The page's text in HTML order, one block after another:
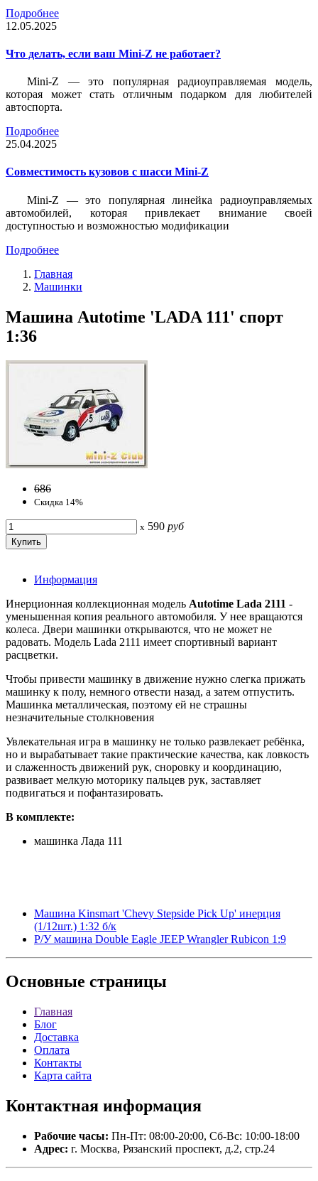
Подробнее
12.05.2025
Что делать, если ваш Mini-Z не работает?
Mini-Z — это популярная радиоуправляемая модель,
которая может стать отличным подарком для любителей
автоспорта.
Подробнее
25.04.2025
Совместимость кузовов с шасси Mini-Z
Mini-Z — это популярная линейка радиоуправляемых
автомобилей, которая привлекает внимание своей
доступностью и возможностью модификации
Подробнее
Главная
Машинки
Машина Autotime 'LADA 111' спорт
1:36
686
Скидка 14%
x 590 руб
Информация
Инерционная коллекционная модель Autotime Lada 2111 -
уменьшенная копия реального автомобиля. У нее вращаются
колеса. Двери машинки открываются, что не может не
радовать. Модель Lada 2111 имеет спортивный вариант
расцветки.
Чтобы привести машинку в движение нужно слегка прижать
машинку к полу, немного отвести назад, а затем отпустить.
Машинка металлическая, поэтому ей не страшны
незначительные столкновения
Увлекательная игра в машинку не только развлекает ребёнка,
но и вырабатывает такие практические качества, как ловкость
и слаженность движений рук, сноровку и координацию,
развивает мелкую моторику пальцев рук, заставляет
подвигаться и пофантазировать.
В комплекте:
машинка Лада 111
Машина Kinsmart 'Chevy Stepside Pick Up' инерция
(1/12шт.) 1:32 б/к
Р/У машина Double Eagle JEEP Wrangler Rubicon 1:9
Основные страницы
Главная
Блог
Доставка
Оплата
Контакты
Карта сайта
Контактная информация
Рабочие часы: Пн-Пт: 08:00-20:00, Сб-Вс: 10:00-18:00
Адрес: г. Москва, Рязанский проспект, д.2, стр.24